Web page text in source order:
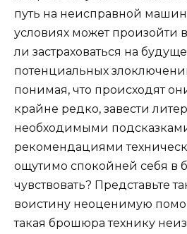
путь на неисправной
условиях может произойти
ли застраховаться на
потенциальных
понимая, что происходят
крайне редко, завести
необходимыми
рекомендациями
ощутимо спокойней себя в
чувствовать? Представьте
воистину неоценимую
такая брошюра технику